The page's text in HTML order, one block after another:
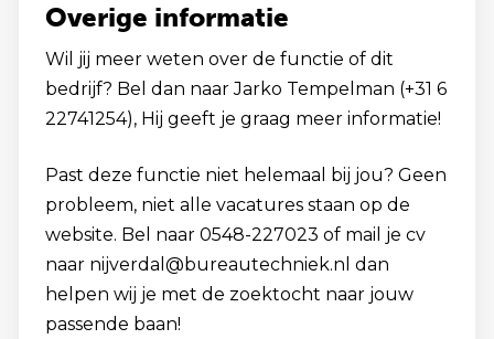
Overige informatie
Wil jij meer weten over de functie of dit
bedrijf? Bel dan naar Jarko Tempelman (+31 6
22741254), Hij geeft je graag meer informatie!
Past deze functie niet helemaal bij jou? Geen
probleem, niet alle vacatures staan op de
website. Bel naar 0548-227023 of mail je cv
naar nijverdal@bureautechniek.nl dan
helpen wij je met de zoektocht naar jouw
passende baan!